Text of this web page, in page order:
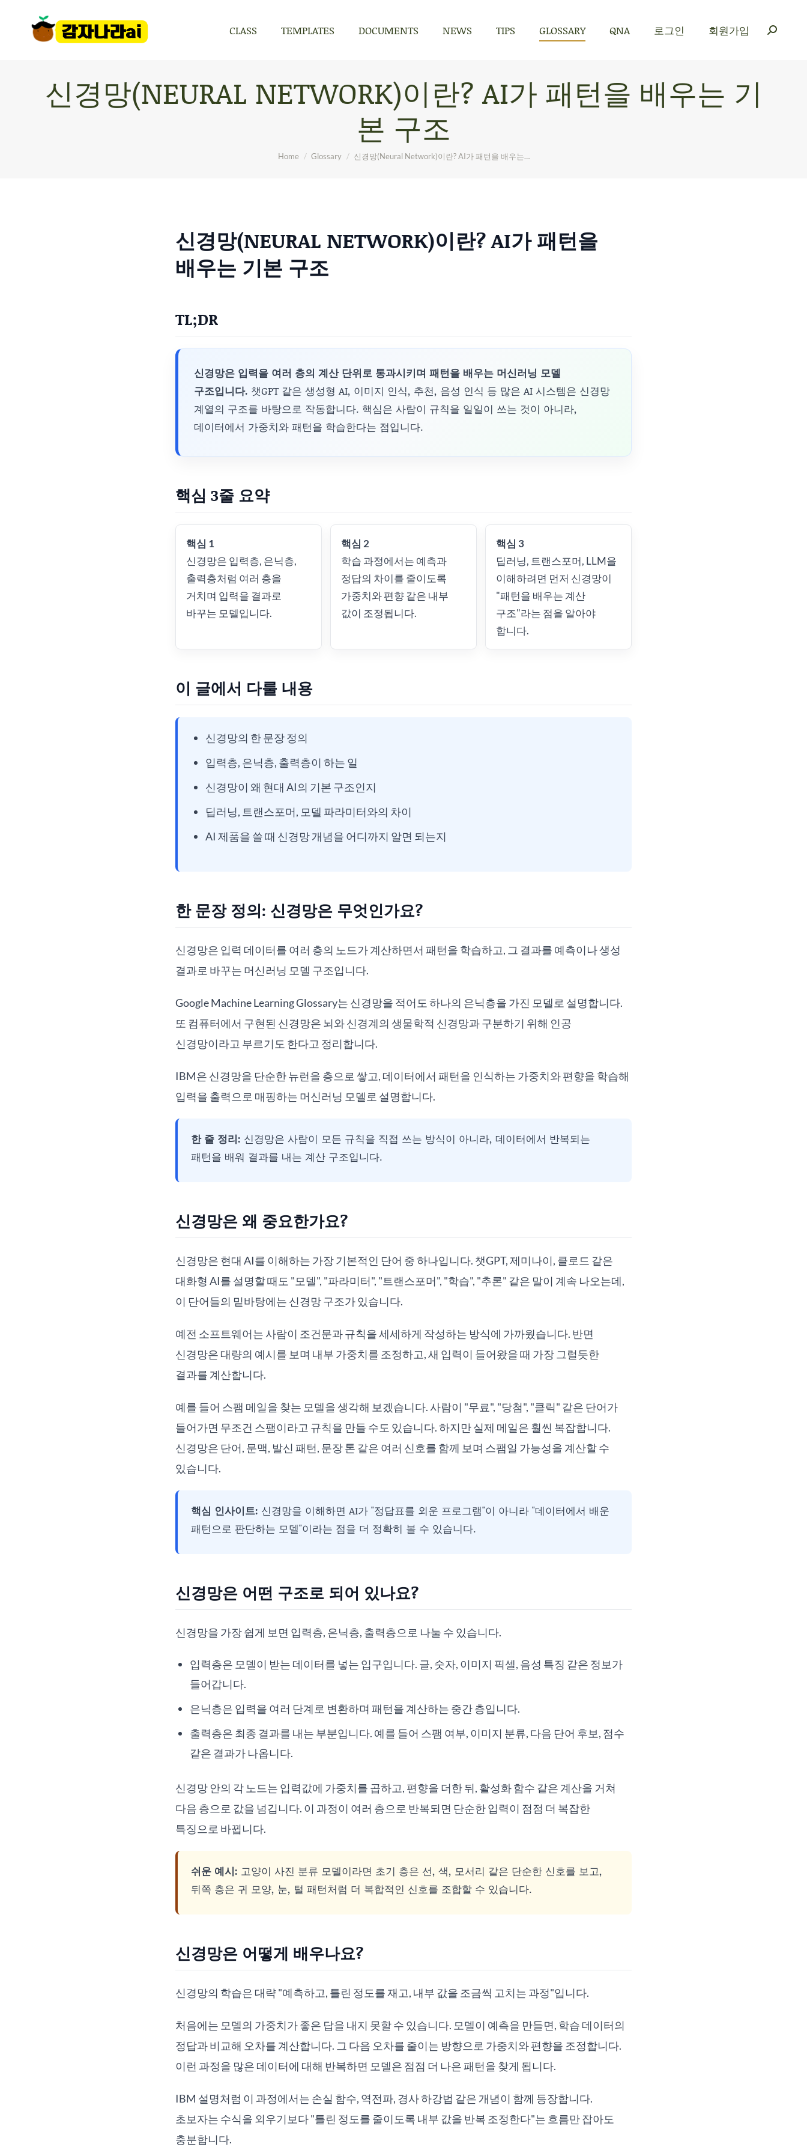
CLASS TEMPLATES DOCUMENTS NEWS TIPS GLOSSARY QNA 로그인 회원가입
신경망(NEURAL NETWORK)이란? AI가 패턴을 배우는 기
본 구조
You are here:
Home Glossary 신경망(Neural Network)이란? AI가 패턴을 배우는…
신경망(NEURAL NETWORK)이란? AI가 패턴을
배우는 기본 구조
TL;DR
신경망은 입력을 여러 층의 계산 단위로 통과시키며 패턴을 배우는 머신러닝 모델
구조입니다. 챗GPT 같은 생성형 AI, 이미지 인식, 추천, 음성 인식 등 많은 AI 시스템은 신경망
계열의 구조를 바탕으로 작동합니다. 핵심은 사람이 규칙을 일일이 쓰는 것이 아니라,
데이터에서 가중치와 패턴을 학습한다는 점입니다.
핵심 3줄 요약
핵심 1
신경망은 입력층, 은닉층,
출력층처럼 여러 층을
거치며 입력을 결과로
바꾸는 모델입니다.
핵심 2
학습 과정에서는 예측과
정답의 차이를 줄이도록
가중치와 편향 같은 내부
값이 조정됩니다.
핵심 3
딥러닝, 트랜스포머, LLM을
이해하려면 먼저 신경망이
"패턴을 배우는 계산
구조"라는 점을 알아야
합니다.
이 글에서 다룰 내용
신경망의 한 문장 정의
입력층, 은닉층, 출력층이 하는 일
신경망이 왜 현대 AI의 기본 구조인지
딥러닝, 트랜스포머, 모델 파라미터와의 차이
AI 제품을 쓸 때 신경망 개념을 어디까지 알면 되는지
한 문장 정의: 신경망은 무엇인가요?
신경망은 입력 데이터를 여러 층의 노드가 계산하면서 패턴을 학습하고, 그 결과를 예측이나 생성
결과로 바꾸는 머신러닝 모델 구조입니다.
Google Machine Learning Glossary는 신경망을 적어도 하나의 은닉층을 가진 모델로 설명합니다.
또 컴퓨터에서 구현된 신경망은 뇌와 신경계의 생물학적 신경망과 구분하기 위해 인공
신경망이라고 부르기도 한다고 정리합니다.
IBM은 신경망을 단순한 뉴런을 층으로 쌓고, 데이터에서 패턴을 인식하는 가중치와 편향을 학습해
입력을 출력으로 매핑하는 머신러닝 모델로 설명합니다.
한 줄 정리: 신경망은 사람이 모든 규칙을 직접 쓰는 방식이 아니라, 데이터에서 반복되는
패턴을 배워 결과를 내는 계산 구조입니다.
신경망은 왜 중요한가요?
신경망은 현대 AI를 이해하는 가장 기본적인 단어 중 하나입니다. 챗GPT, 제미나이, 클로드 같은
대화형 AI를 설명할 때도 "모델", "파라미터", "트랜스포머", "학습", "추론" 같은 말이 계속 나오는데,
이 단어들의 밑바탕에는 신경망 구조가 있습니다.
예전 소프트웨어는 사람이 조건문과 규칙을 세세하게 작성하는 방식에 가까웠습니다. 반면
신경망은 대량의 예시를 보며 내부 가중치를 조정하고, 새 입력이 들어왔을 때 가장 그럴듯한
결과를 계산합니다.
예를 들어 스팸 메일을 찾는 모델을 생각해 보겠습니다. 사람이 "무료", "당첨", "클릭" 같은 단어가
들어가면 무조건 스팸이라고 규칙을 만들 수도 있습니다. 하지만 실제 메일은 훨씬 복잡합니다.
신경망은 단어, 문맥, 발신 패턴, 문장 톤 같은 여러 신호를 함께 보며 스팸일 가능성을 계산할 수
있습니다.
핵심 인사이트: 신경망을 이해하면 AI가 "정답표를 외운 프로그램"이 아니라 "데이터에서 배운
패턴으로 판단하는 모델"이라는 점을 더 정확히 볼 수 있습니다.
신경망은 어떤 구조로 되어 있나요?
신경망을 가장 쉽게 보면 입력층, 은닉층, 출력층으로 나눌 수 있습니다.
입력층은 모델이 받는 데이터를 넣는 입구입니다. 글, 숫자, 이미지 픽셀, 음성 특징 같은 정보가
들어갑니다.
은닉층은 입력을 여러 단계로 변환하며 패턴을 계산하는 중간 층입니다.
출력층은 최종 결과를 내는 부분입니다. 예를 들어 스팸 여부, 이미지 분류, 다음 단어 후보, 점수
같은 결과가 나옵니다.
신경망 안의 각 노드는 입력값에 가중치를 곱하고, 편향을 더한 뒤, 활성화 함수 같은 계산을 거쳐
다음 층으로 값을 넘깁니다. 이 과정이 여러 층으로 반복되면 단순한 입력이 점점 더 복잡한
특징으로 바뀝니다.
쉬운 예시: 고양이 사진 분류 모델이라면 초기 층은 선, 색, 모서리 같은 단순한 신호를 보고,
뒤쪽 층은 귀 모양, 눈, 털 패턴처럼 더 복합적인 신호를 조합할 수 있습니다.
신경망은 어떻게 배우나요?
신경망의 학습은 대략 "예측하고, 틀린 정도를 재고, 내부 값을 조금씩 고치는 과정"입니다.
처음에는 모델의 가중치가 좋은 답을 내지 못할 수 있습니다. 모델이 예측을 만들면, 학습 데이터의
정답과 비교해 오차를 계산합니다. 그 다음 오차를 줄이는 방향으로 가중치와 편향을 조정합니다.
이런 과정을 많은 데이터에 대해 반복하면 모델은 점점 더 나은 패턴을 찾게 됩니다.
IBM 설명처럼 이 과정에서는 손실 함수, 역전파, 경사 하강법 같은 개념이 함께 등장합니다.
초보자는 수식을 외우기보다 "틀린 정도를 줄이도록 내부 값을 반복 조정한다"는 흐름만 잡아도
충분합니다.
로그인 회원가입